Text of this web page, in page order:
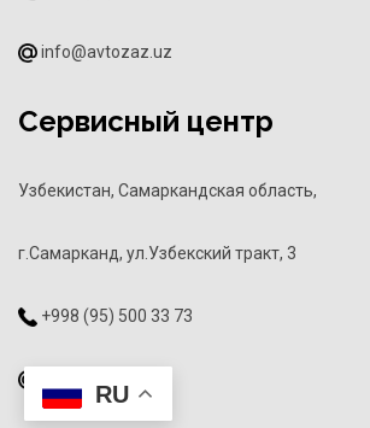
info@avtozaz.uz
Сервисный центр
Узбекистан, Самаркандская область,
г.Самарканд, ул.Узбекский тракт, 3
+998 (95) 500 33 73
RU